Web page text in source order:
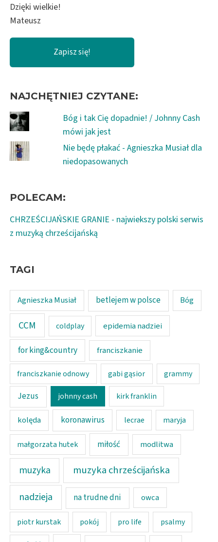
Dzięki wielkie!
Mateusz
NAJCHĘTNIEJ CZYTANE:
Bóg i tak Cię dopadnie! / Johnny Cash
mówi jak jest
Nie będę płakać - Agnieszka Musiał dla
niedopasowanych
POLECAM:
CHRZEŚCIJAŃSKIE GRANIE - najwiekszy polski serwis
z muzyką chrześcijańską
TAGI
Agnieszka Musiał betlejem w polsce Bóg
CCM coldplay epidemia nadziei
for king&country franciszkanie
franciszkanie odnowy gabi gąsior grammy
Jezus johnny cash kirk franklin
kolęda koronawirus lecrae maryja
małgorzata hutek miłość modlitwa
muzyka muzyka chrześcijańska
nadzieja na trudne dni owca
piotr kurstak pokój pro life psalmy